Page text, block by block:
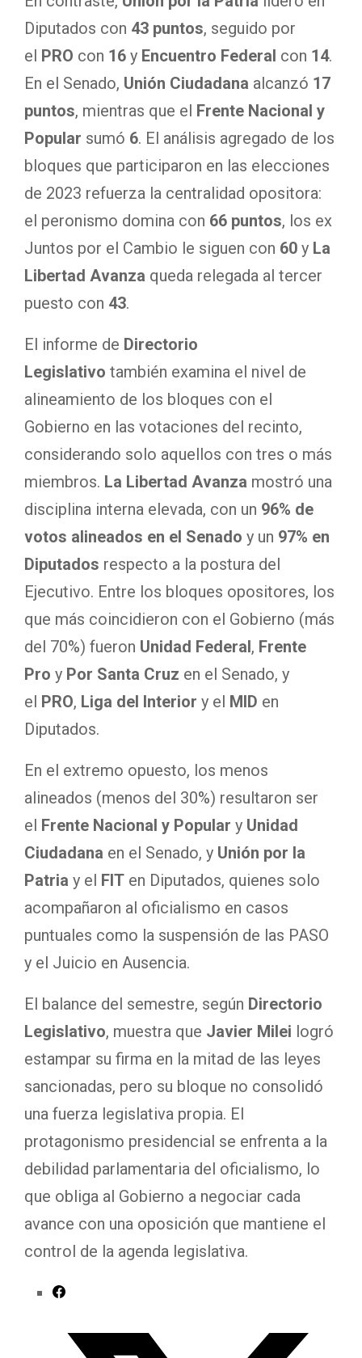
Diputados con 43 puntos, seguido por
el PRO con 16 y Encuentro Federal con 14.
En el Senado, Unión Ciudadana alcanzó 17
puntos, mientras que el Frente Nacional y
Popular sumó 6. El análisis agregado de los
bloques que participaron en las elecciones
de 2023 refuerza la centralidad opositora:
el peronismo domina con 66 puntos, los ex
Juntos por el Cambio le siguen con 60 y La
Libertad Avanza queda relegada al tercer
puesto con 43.
El informe de Directorio
Legislativo también examina el nivel de
alineamiento de los bloques con el
Gobierno en las votaciones del recinto,
considerando solo aquellos con tres o más
miembros. La Libertad Avanza mostró una
disciplina interna elevada, con un 96% de
votos alineados en el Senado y un 97% en
Diputados respecto a la postura del
Ejecutivo. Entre los bloques opositores, los
que más coincidieron con el Gobierno (más
del 70%) fueron Unidad Federal, Frente
Pro y Por Santa Cruz en el Senado, y
el PRO, Liga del Interior y el MID en
Diputados.
En el extremo opuesto, los menos
alineados (menos del 30%) resultaron ser
el Frente Nacional y Popular y Unidad
Ciudadana en el Senado, y Unión por la
Patria y el FIT en Diputados, quienes solo
acompañaron al oficialismo en casos
puntuales como la suspensión de las PASO
y el Juicio en Ausencia.
El balance del semestre, según Directorio
Legislativo, muestra que Javier Milei logró
estampar su firma en la mitad de las leyes
sancionadas, pero su bloque no consolidó
una fuerza legislativa propia. El
protagonismo presidencial se enfrenta a la
debilidad parlamentaria del oficialismo, lo
que obliga al Gobierno a negociar cada
avance con una oposición que mantiene el
control de la agenda legislativa.